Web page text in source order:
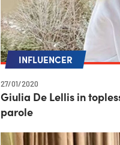
INFLUENCER
27/01/2020
Giulia De Lellis in
parole